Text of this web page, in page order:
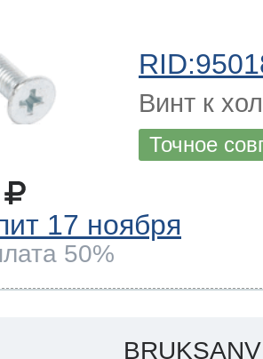
Винт к
Точное
17 ноября
50%